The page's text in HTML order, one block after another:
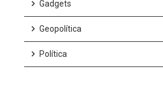
um único magistrado suspenda leis
acionem diretamente o Supremo para
Aprovado na mesma tarde da decisão